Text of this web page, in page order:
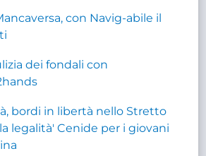
con Navig-abile il
dei fondali con
bordi in libertà nello Stretto
legalità' Cenide per i giovani